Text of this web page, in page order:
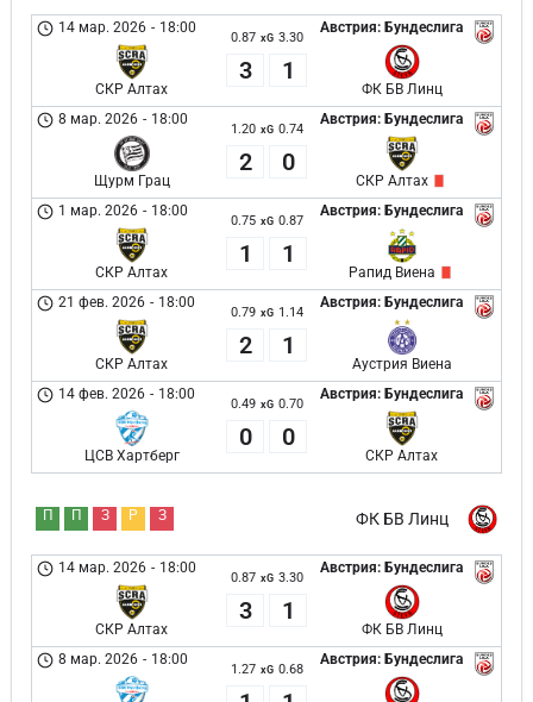
Австрия: Бундеслига
14 мар. 2026 - 18:00
СКР Алтах
0.87 xG 3.30
3 1
ФК БВ Линц
Австрия: Бундеслига
8 мар. 2026 - 18:00
Щурм Грац
1.20 xG 0.74
2 0
СКР Алтах
Австрия: Бундеслига
1 мар. 2026 - 18:00
СКР Алтах
0.75 xG 0.87
1 1
Рапид Виена
Австрия: Бундеслига
21 фев. 2026 - 18:00
СКР Алтах
0.79 xG 1.14
2 1
Аустрия Виена
Австрия: Бундеслига
14 фев. 2026 - 18:00
ЦСВ Хартберг
0.49 xG 0.70
0 0
СКР Алтах
ФК БВ Линц
П П З Р З
Австрия: Бундеслига
14 мар. 2026 - 18:00
СКР Алтах
0.87 xG 3.30
3 1
ФК БВ Линц
Австрия: Бундеслига
8 мар. 2026 - 18:00
1.27 xG 0.68